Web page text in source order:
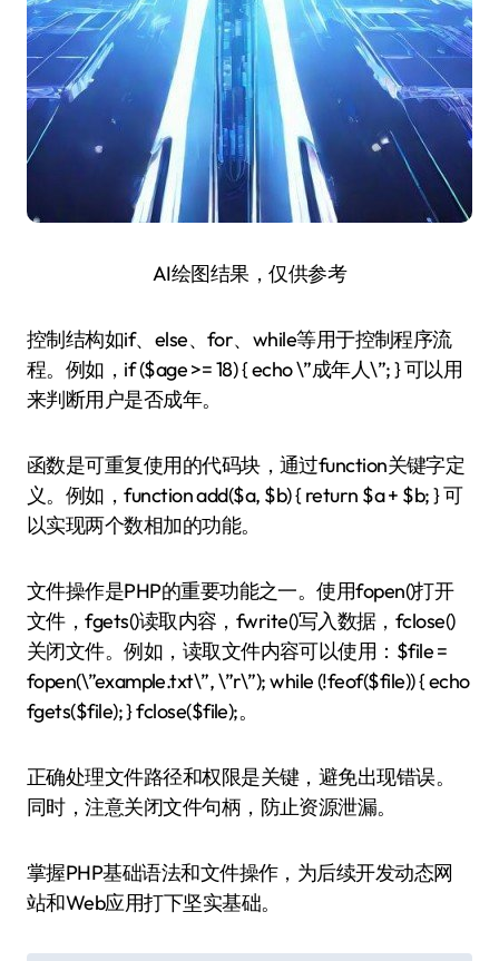
AI绘图结果，仅供参考
控制结构如if、else、for、while等用于控制程序流
程。例如，if ($age >= 18) { echo \”成年人\”; } 可以用
来判断用户是否成年。
函数是可重复使用的代码块，通过function关键字定
义。例如，function add($a, $b) { return $a + $b; } 可
以实现两个数相加的功能。
文件操作是PHP的重要功能之一。使用fopen()打开
文件，fgets()读取内容，fwrite()写入数据，fclose()
关闭文件。例如，读取文件内容可以使用：$file =
fopen(\”example.txt\”, \”r\”); while (!feof($file)) { echo
fgets($file); } fclose($file);。
正确处理文件路径和权限是关键，避免出现错误。
同时，注意关闭文件句柄，防止资源泄漏。
掌握PHP基础语法和文件操作，为后续开发动态网
站和Web应用打下坚实基础。